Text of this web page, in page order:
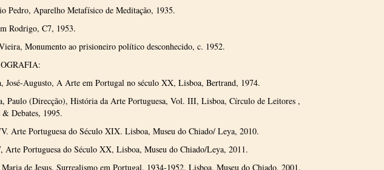
Pedro, Aparelho Metafísico de Meditação, 1935.
Rodrigo, C7, 1953.
Monumento ao prisioneiro político desconhecido, c. 1952.
José-Augusto, A Arte em Portugal no século XX, Lisboa, Bertrand, 1974.
Paulo (Direcção), História da Arte Portuguesa, Vol. III, Lisboa, Círculo de Leitores ,
& Debates, 1995.
Arte Portuguesa do Século XIX. Lisboa, Museu do Chiado/ Leya, 2010.
Arte Portuguesa do Século XX, Lisboa, Museu do Chiado/Leya, 2011.
de Jesus, Surrealismo em Portugal, 1934-1952, Lisboa, Museu do Chiado, 2001.